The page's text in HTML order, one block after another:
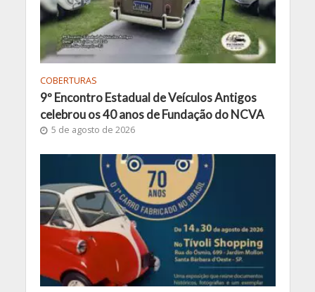
COBERTURAS
9º Encontro Estadual de Veículos Antigos
celebrou os 40 anos de Fundação do NCVA
5 de agosto de 2026